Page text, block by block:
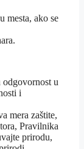
mesta, ako se
odgovornost u
i
mera zaštite,
Pravilnika
prirodu,